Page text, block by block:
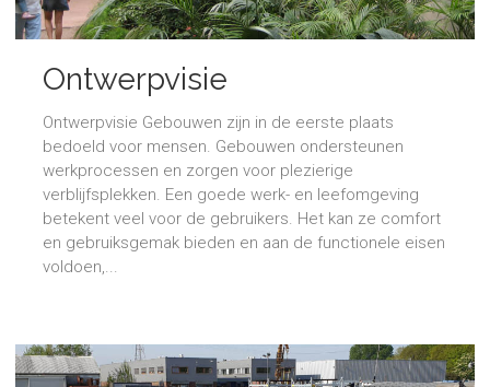
Ontwerpvisie
Ontwerpvisie Gebouwen zijn in de eerste plaats
bedoeld voor mensen. Gebouwen ondersteunen
werkprocessen en zorgen voor plezierige
verblijfsplekken. Een goede werk- en leefomgeving
betekent veel voor de gebruikers. Het kan ze comfort
en gebruiksgemak bieden en aan de functionele eisen
voldoen,...